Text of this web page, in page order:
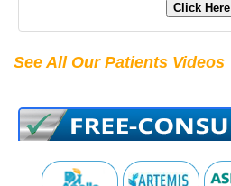
Click Here
See All Our Patients Videos